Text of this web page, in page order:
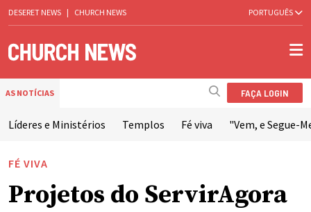
DESERET NEWS | CHURCH NEWS PORTUGUÊS
AS NOTÍCIAS FAÇA LOGIN
Líderes e Ministérios Templos Fé viva "Vem, e Segue-
FÉ VIVA
Projetos do ServirAgora